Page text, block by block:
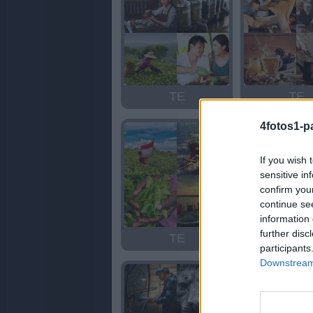
4fotos1-
If you wish
sensitive
confirm
continue
information
further
TE TE
TE BATE